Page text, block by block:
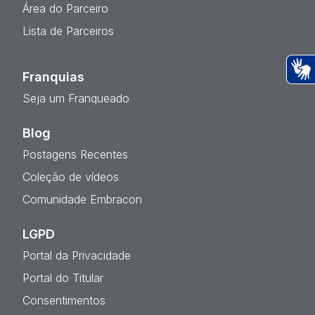
Área do Parceiro
Lista de Parceiros
Franquias
Seja um Franqueado
Blog
Postagens Recentes
Coleção de vídeos
Comunidade Embracon
LGPD
Portal da Privacidade
Portal do Titular
Consentimentos